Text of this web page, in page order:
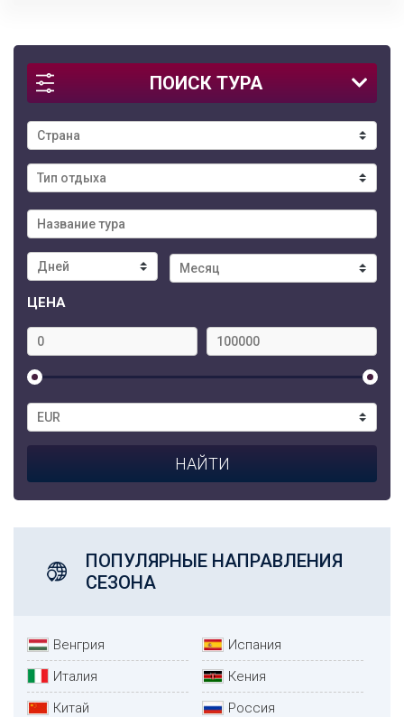
ПОИСК ТУРА
ЦЕНА
ПОПУЛЯРНЫЕ НАПРАВЛЕНИЯ
СЕЗОНА
Венгрия
Испания
Италия
Кения
Китай
Россия